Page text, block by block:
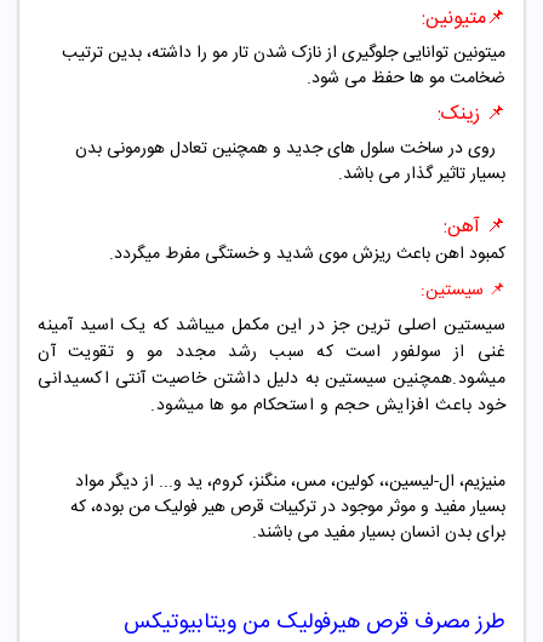
📌متیونین:
میتونین توانایی جلوگیری از نازک شدن تار مو را داشته، بدین ترتیب
ضخامت مو ها حفظ می شود.
📌 زینک:
روی در ساخت سلول های جدید و همچنین تعادل هورمونی بدن
بسیار تاثیر گذار می باشد.
📌 آهن:
کمبود اهن باعث ریزش موی شدید و خستگی مفرط میگردد.
📌 سیستین:
سیستین اصلی ترین جز در این مکمل میباشد که یک اسید آمینه
غنی از سولفور است که سبب رشد مجدد مو و تقویت آن
میشود.همچنین سیستین به دلیل داشتن خاصیت آنتی اکسیدانی
خود باعث افزایش حجم و استحکام مو ها میشود.
منیزیم، ال-لیسین،، کولین، مس، منگنز، کروم، ید و... از دیگر مواد
بسیار مفید و موثر موجود در ترکیبات قرص هیر فولیک من بوده، که
برای بدن انسان بسیار مفید می باشند.
طرز مصرف قرص هیرفولیک من ویتابیوتیکس